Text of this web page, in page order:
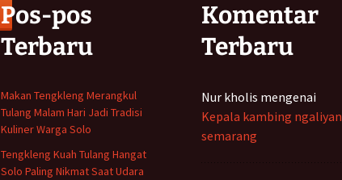
Pos-pos
Terbaru
Makan Tengkleng Merangkul
Tulang Malam Hari Jadi Tradisi
Kuliner Warga Solo
Tengkleng Kuah Tulang Hangat
Solo Paling Nikmat Saat Udara
Komentar
Terbaru
Nur kholis mengenai
Kepala kambing ngaliyan
semarang